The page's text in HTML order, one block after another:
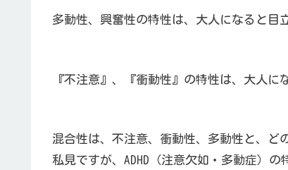
多動性、興奮性の特性は、大人になると目
『不注意』、『衝動性』の特性は、大人に
混合性は、不注意、衝動性、多動性と、ど
私見ですが、ADHD（注意欠如・多動症）